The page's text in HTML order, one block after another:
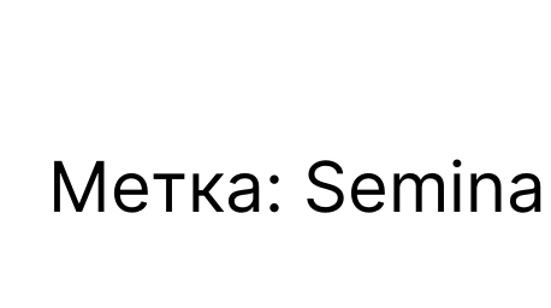
Метка: